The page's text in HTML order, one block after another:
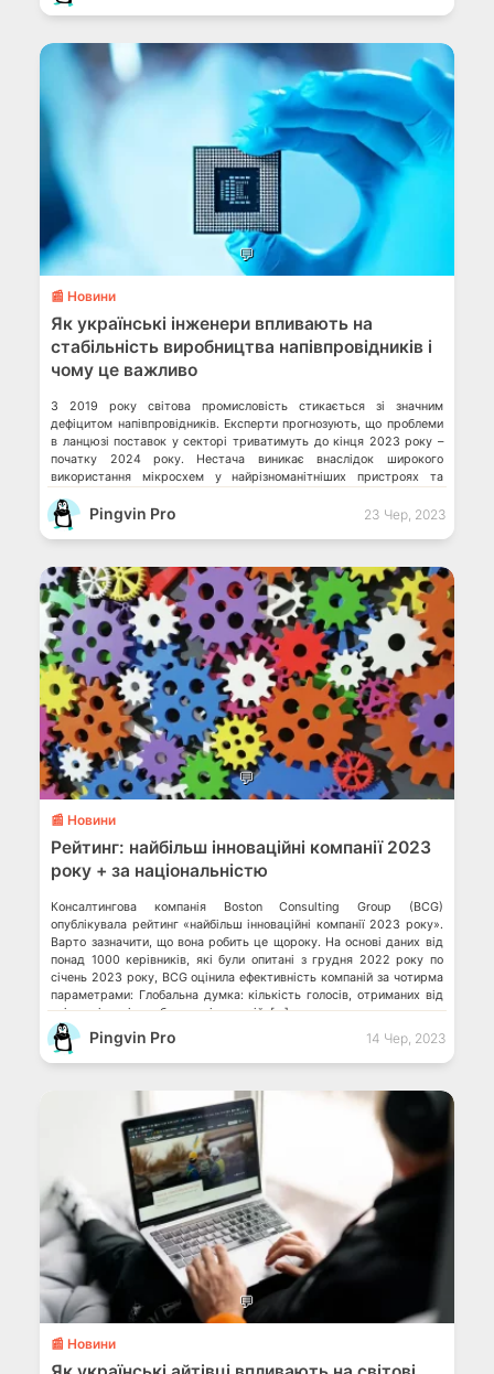
💬
📰 Новини
Як українські інженери впливають на
стабільність виробництва напівпровідників і
чому це важливо
З 2019 року світова промисловість стикається зі значним
дефіцитом напівпровідників. Експерти прогнозують, що проблеми
в ланцюзі поставок у секторі триватимуть до кінця 2023 року –
початку 2024 року. Нестача виникає внаслідок широкого
використання мікросхем у найрізноманітніших пристроях та
пристроїв та техніки, а також уповільнює розвиток нових
технологій. […]
Pingvin Pro 23 Чер, 2023
💬
📰 Новини
Рейтинг: найбільш інноваційні компанії 2023
року + за національністю
Консалтингова компанія Boston Consulting Group (BCG)
опублікувала рейтинг «найбільш інноваційні компанії 2023 року».
Варто зазначити, що вона робить це щороку. На основі даних від
понад 1000 керівників, які були опитані з грудня 2022 року по
січень 2023 року, BCG оцінила ефективність компаній за чотирма
параметрами: Глобальна думка: кількість голосів, отриманих від
усіх керівників глобальних інновацій. […]
Pingvin Pro 14 Чер, 2023
💬
📰 Новини